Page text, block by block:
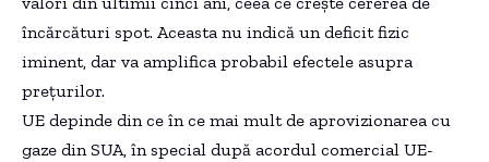
încărcături spot. Aceasta nu indică un deficit fizic
iminent, dar va amplifica probabil efectele asupra
prețurilor.
UE depinde din ce în ce mai mult de aprovizionarea cu
gaze din SUA, în special după acordul comercial UE-